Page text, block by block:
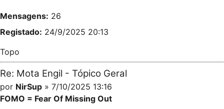
Mensagens: 26
Registado: 24/9/2025 20:13
Topo
Re: Mota Engil - Tópico Geral
por NirSup » 7/10/2025 13:16
FOMO = Fear Of Missing Out